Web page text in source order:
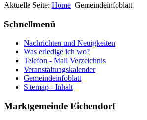
Aktuelle Seite: Home Gemeindeinfoblatt
Schnellmenü
Nachrichten und Neuigkeiten
Was erledige ich wo?
Telefon - Mail Verzeichnis
Veranstaltungskalender
Gemeindeinfoblatt
Sitemap - Inhalt
Marktgemeinde Eichendorf